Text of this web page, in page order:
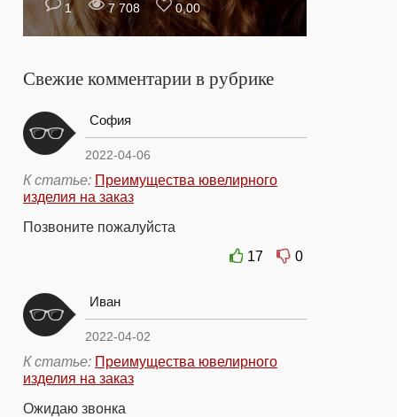
1 7 708 0,00
Свежие комментарии в рубрике
София
2022-04-06
К статье: Преимущества ювелирного
изделия на заказ
Позвоните пожалуйста
17
0
Иван
2022-04-02
К статье: Преимущества ювелирного
изделия на заказ
Ожидаю звонка